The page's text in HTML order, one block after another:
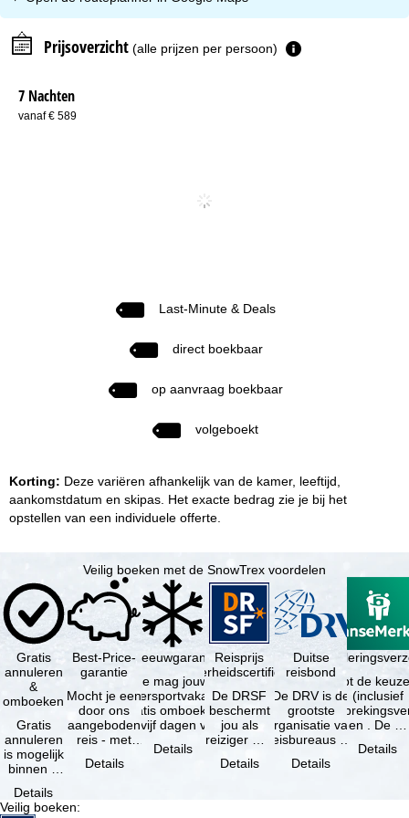
Prijsoverzicht (alle prijzen per persoon)
7 Nachten
vanaf € 589
Last-Minute & Deals
direct boekbaar
op aanvraag boekbaar
volgeboekt
Korting: Deze variëren afhankelijk van de kamer, leeftijd,
aankomstdatum en skipas. Het exacte bedrag zie je bij het
opstellen van een individuele offerte.
Veilig boeken met de SnowTrex voordelen
Gratis
annuleren
&
omboeken
Gratis
annuleren
is mogelijk
binnen 5
de
boeking,
Details
Best-Price-
garantie
Mocht je een
door ons
aangeboden
reis - met
beschikbaarheid
Details
Sneeuwgarantie
Je mag jouw
wintersportvakantie
gratis omboeken
als vijf dagen voor
Details
Reisprijs
zekerheidscertificaat
De DRSF
beschermt
jou als
reiziger met
pakketreis
Details
Duitse
reisbond
De DRV is de
grootste
organisatie van
reisbureaus en
in Duitsland. …
Details
Je hebt de
(inclusief
en . De …
Details
Veilig boeken: